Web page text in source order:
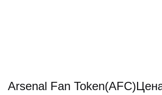
Arsenal Fan